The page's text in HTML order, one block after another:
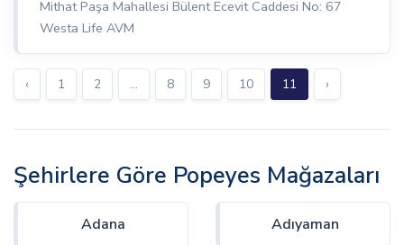
Mithat Paşa Mahallesi Bülent Ecevit Caddesi No: 67
Westa Life AVM
‹ 1 2 ... 8 9 10 11 ›
Şehirlere Göre Popeyes Mağazaları
Adana Adıyaman